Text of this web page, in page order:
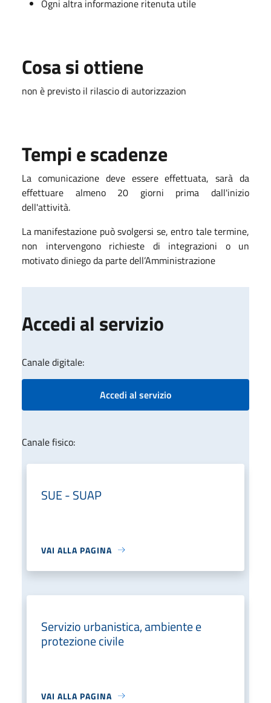
Ogni altra informazione ritenuta utile
Cosa si ottiene
non è previsto il rilascio di autorizzazion
Tempi e scadenze
La comunicazione deve essere effettuata, sarà da
effettuare almeno 20 giorni prima dall'inizio
dell'attività.
La manifestazione può svolgersi se, entro tale termine,
non intervengono richieste di integrazioni o un
motivato diniego da parte dell’Amministrazione
Accedi al servizio
Canale digitale:
Accedi al servizio
Canale fisico:
SUE - SUAP
VAI ALLA PAGINA
Servizio urbanistica, ambiente e
protezione civile
VAI ALLA PAGINA